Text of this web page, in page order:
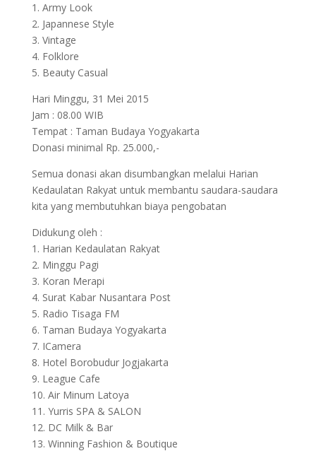
1. Army Look
2. Japannese Style
3. Vintage
4. Folklore
5. Beauty Casual
Hari Minggu, 31 Mei 2015
Jam : 08.00 WIB
Tempat : Taman Budaya Yogyakarta
Donasi minimal Rp. 25.000,-
Semua donasi akan disumbangkan melalui Harian
Kedaulatan Rakyat untuk membantu saudara-saudara
kita yang membutuhkan biaya pengobatan
Didukung oleh :
1. Harian Kedaulatan Rakyat
2. Minggu Pagi
3. Koran Merapi
4. Surat Kabar Nusantara Post
5. Radio Tisaga FM
6. Taman Budaya Yogyakarta
7. ICamera
8. Hotel Borobudur Jogjakarta
9. League Cafe
10. Air Minum Latoya
11. Yurris SPA & SALON
12. DC Milk & Bar
13. Winning Fashion & Boutique